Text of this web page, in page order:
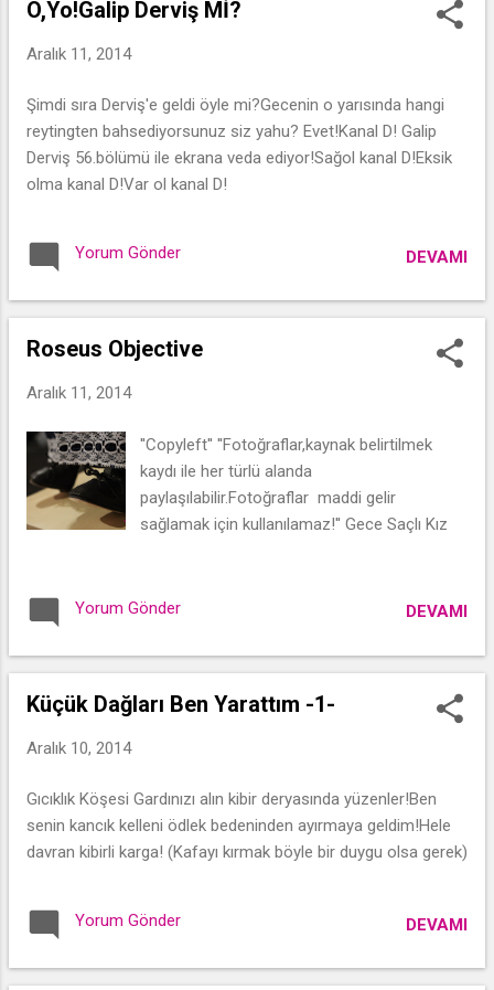
O,Yo!Galip Derviş Mİ?
Aralık 11, 2014
Şimdi sıra Derviş'e geldi öyle mi?Gecenin o yarısında hangi
reytingten bahsediyorsunuz siz yahu? Evet!Kanal D! Galip
Derviş 56.bölümü ile ekrana veda ediyor!Sağol kanal D!Eksik
olma kanal D!Var ol kanal D!
Yorum Gönder DEVAMI
Roseus Objective
Aralık 11, 2014
''Copyleft'' ''Fotoğraflar,kaynak belirtilmek
kaydı ile her türlü alanda
paylaşılabilir.Fotoğraflar maddi gelir
sağlamak için kullanılamaz!'' Gece Saçlı Kız
Yorum Gönder DEVAMI
Küçük Dağları Ben Yarattım -1-
Aralık 10, 2014
Gıcıklık Köşesi Gardınızı alın kibir deryasında yüzenler!Ben
senin kancık kelleni ödlek bedeninden ayırmaya geldim!Hele
davran kibirli karga! (Kafayı kırmak böyle bir duygu olsa gerek)
Yorum Gönder DEVAMI